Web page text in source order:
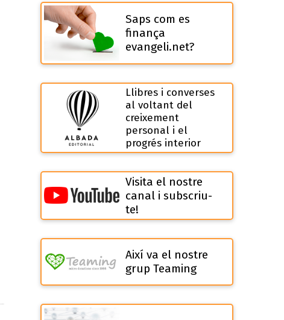
Saps com es
finança
evangeli.net?
Llibres i converses
al voltant del
creixement
personal i el
progrés interior
Visita el nostre
canal i subscriu-
te!
Així va el nostre
grup Teaming